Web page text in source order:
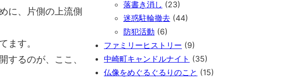
に、片側の上流側
ます。
るのが、ここ、
落書き消し (23)
迷惑駐輪撤去 (44)
防犯活動 (6)
ファミリーヒストリー (9)
中崎町キャンドルナイト (35)
仏像をめぐるぐるりのこと (15)